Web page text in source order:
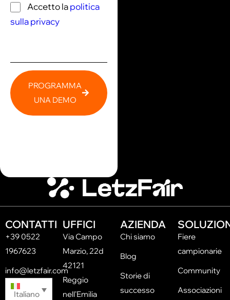
Accetto lapolitica
sulla privacy
PROGRAMMA
UNA DEMO
CONTATTI
+39 0522
1967623
info@letzfair.com
Italiano
UFFICI
Via Campo
Marzio, 22d
42121
Reggio
nell'Emilia
AZIENDA
Chi siamo
Blog
Storie di
successo
Fiere
campionarie
Community
Associazioni